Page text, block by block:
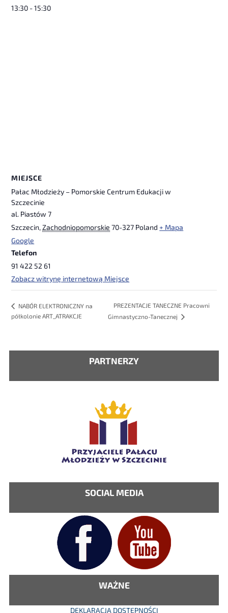
13:30 - 15:30
MIEJSCE
Pałac Młodzieży – Pomorskie Centrum Edukacji w
Szczecinie
al. Piastów 7
Szczecin,Zachodniopomorskie 70-327 Poland + Mapa
Google
Telefon
91 422 52 61
Zobacz witrynę internetową Miejsce
NABÓR ELEKTRONICZNY na
półkolonie ART_ATRAKCJE
PREZENTACJE TANECZNE Pracowni
Gimnastyczno-Tanecznej
PARTNERZY
SOCIAL MEDIA
WAŻNE
DEKLARACJA DOSTĘPNOŚCI